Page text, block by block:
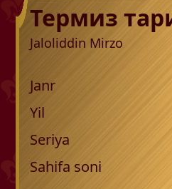
Термиз
Jaloliddin Mirzo
Janr
Yil
Seriya
Sahifa soni